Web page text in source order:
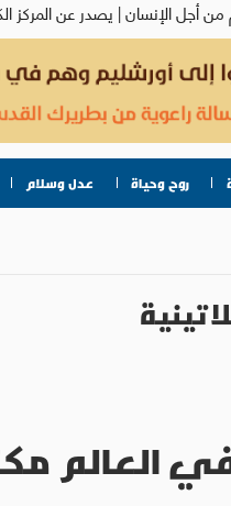
روح وحياة عدل وسلام
في العالم